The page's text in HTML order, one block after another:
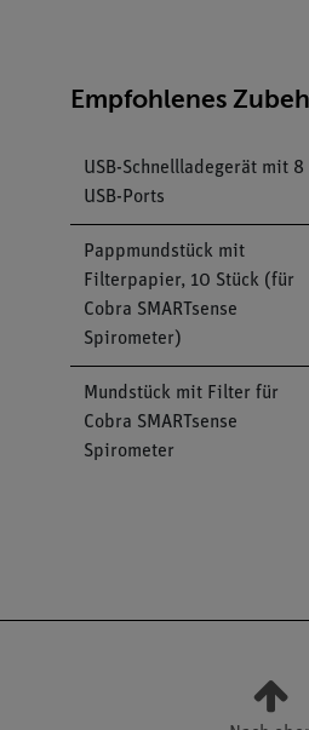
Empfohlenes
USB-Schnellladegerät mit 8
USB-Ports
Pappmundstück mit
Filterpapier, 10 Stück (für
Cobra SMARTsense
Spirometer)
Mundstück mit Filter für
Cobra SMARTsense
Spirometer